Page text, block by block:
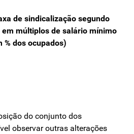
de sindicalização segundo
múltiplos de salário mínimo
% dos ocupados)
do conjunto dos
observar outras alterações